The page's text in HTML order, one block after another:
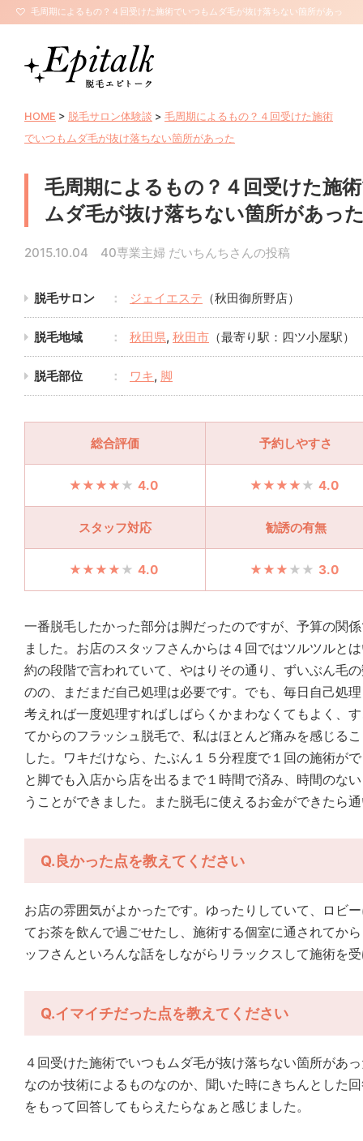
毛周期によるもの？４回受けた施術でいつもムダ毛が抜け落ちない箇所があっ
HOME > 脱毛サロン体験談 > 毛周期によるもの？４回受けた施術
でいつもムダ毛が抜け落ちない箇所があった
毛周期によるもの？４回受けた施
ムダ毛が抜け落ちない箇所があっ
2015.10.04 40専業主婦 だいちんちさんの投稿
脱毛サロン ジェイエステ （秋田御所野店）
脱毛地域 秋田県, 秋田市 （最寄り駅：四ツ小屋駅）
脱毛部位 ワキ, 脚
総合評価 予約しやすさ
4.0 4.0
スタッフ対応 勧誘の有無
4.0 3.0
一番脱毛したかった部分は脚だったのですが、予算の関
ました。お店のスタッフさんからは４回ではツルツルと
約の段階で言われていて、やはりその通り、ずいぶん毛
のの、まだまだ自己処理は必要です。でも、毎日自己処
考えれば一度処理すればしばらくかまわなくてもよく、
てからのフラッシュ脱毛で、私はほとんど痛みを感じる
した。ワキだけなら、たぶん１５分程度で１回の施術が
と脚でも入店から店を出るまで１時間で済み、時間のな
うことができました。また脱毛に使えるお金ができたら
Q.良かった点を教えてください
お店の雰囲気がよかったです。ゆったりしていて、ロビ
てお茶を飲んで過ごせたし、施術する個室に通されてか
ッフさんといろんな話をしながらリラックスして施術を
Q.イマイチだった点を教えてください
４回受けた施術でいつもムダ毛が抜け落ちない箇所があ
なのか技術によるものなのか、聞いた時にきちんとした
をもって回答してもらえたらなぁと感じました。